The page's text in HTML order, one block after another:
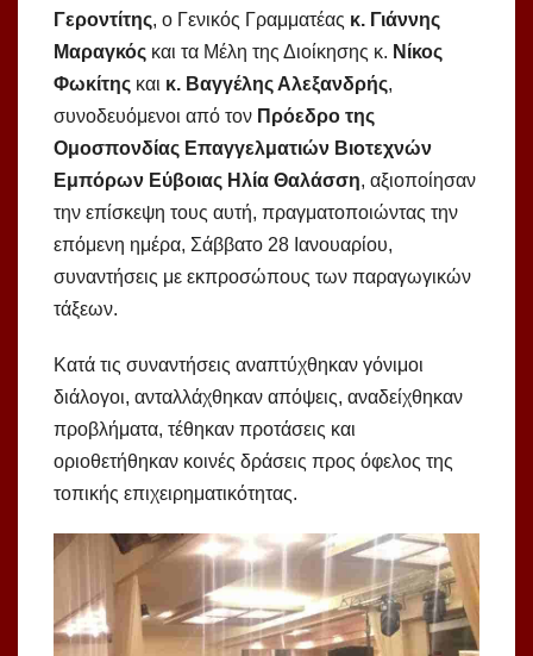
Γεροντίτης, ο Γενικός Γραμματέας κ. Γιάννης
Μαραγκός και τα Μέλη της Διοίκησης κ. Νίκος
Φωκίτης και κ. Βαγγέλης Αλεξανδρής,
συνοδευόμενοι από τον Πρόεδρο της
Ομοσπονδίας Επαγγελματιών Βιοτεχνών
Εμπόρων Εύβοιας Ηλία Θαλάσση, αξιοποίησαν
την επίσκεψη τους αυτή, πραγματοποιώντας την
επόμενη ημέρα, Σάββατο 28 Ιανουαρίου,
συναντήσεις με εκπροσώπους των παραγωγικών
τάξεων.
Κατά τις συναντήσεις αναπτύχθηκαν γόνιμοι
διάλογοι, ανταλλάχθηκαν απόψεις, αναδείχθηκαν
προβλήματα, τέθηκαν προτάσεις και
οριοθετήθηκαν κοινές δράσεις προς όφελος της
τοπικής επιχειρηματικότητας.